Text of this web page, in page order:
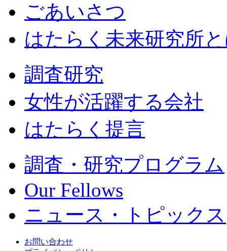
ごあいさつ
はたらく未来研究所
調査研究
女性が活躍する会社
はたらく提言
調査・研究プログラム
Our Fellows
ニュース・トピックス
お問い合わせ